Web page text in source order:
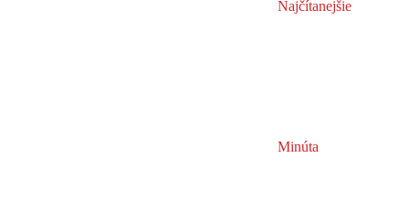
Najčítanejšie
Minúta